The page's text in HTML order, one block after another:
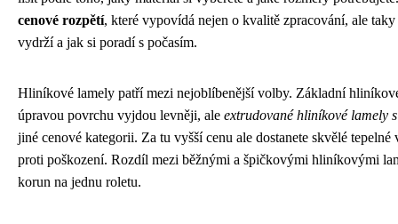
cenové rozpětí, které vypovídá nejen o kvalitě zpracování, ale
vydrží a jak si poradí s počasím.
Hliníkové lamely patří mezi nejoblíbenější volby. Základní
úpravou povrchu vyjdou levněji, ale extrudované hliníkové lamely
jiné cenové kategorii. Za tu vyšší cenu ale dostanete skvělé tepelné
proti poškození. Rozdíl mezi běžnými a špičkovými hliníkovými
korun na jednu roletu.